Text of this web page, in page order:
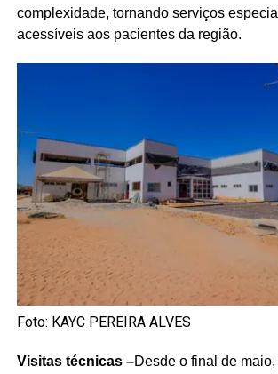
complexidade, tornando serviços
acessíveis aos pacientes da região.
Foto: KAYC PEREIRA ALVES
Visitas técnicas –Desde o final de